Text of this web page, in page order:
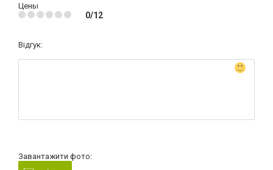
Цены
0/12
Відгук:
Завантажити фото: